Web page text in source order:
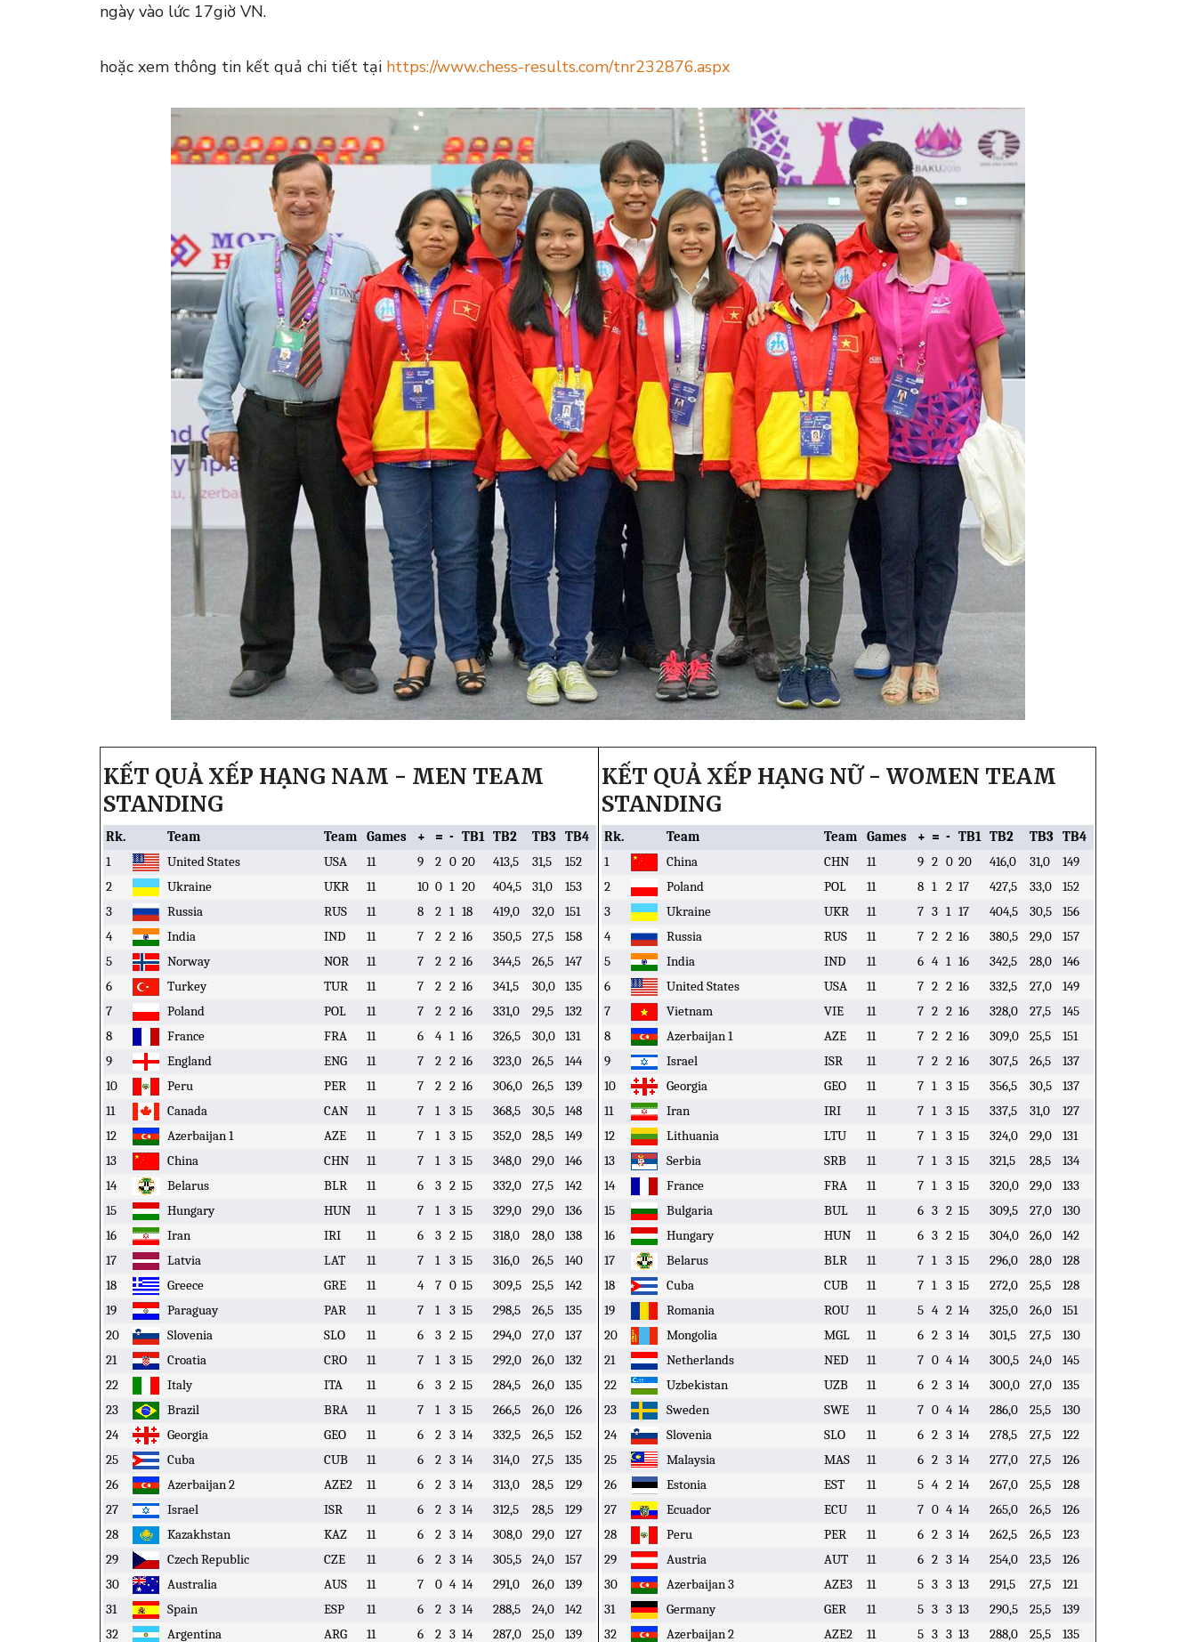
ngày vào lức 17giờ VN.
hoặc xem thông tin kết quả chi tiết tại https://www.chess-results.com/tnr232876.aspx
KẾT QUẢ XẾP HẠNG NAM - MEN TEAM
STANDING
Rk. Team Team Games + = - TB1 TB2 TB3 TB4
1
United States USA 11 9 2 0 20 413,5 31,5
152
2
Ukraine UKR 11 10 0 1 20 404,5 31,0
153
3
Russia RUS 11 8 2 1 18 419,0 32,0
151
4
India IND 11 7 2 2 16 350,5 27,5
158
5
Norway NOR 11 7 2 2 16 344,5 26,5
147
6
Turkey TUR 11 7 2 2 16 341,5 30,0
135
7
Poland POL 11 7 2 2 16 331,0 29,5
132
8
France FRA 11 6 4 1 16 326,5 30,0
131
9
England ENG 11 7 2 2 16 323,0 26,5
144
10
Peru PER 11 7 2 2 16 306,0 26,5
139
11
Canada CAN 11 7 1 3 15 368,5 30,5
148
12
Azerbaijan 1 AZE 11 7 1 3 15 352,0 28,5
149
13
China CHN 11 7 1 3 15 348,0 29,0
146
14
Belarus BLR 11 6 3 2 15 332,0 27,5
142
15
Hungary HUN 11 7 1 3 15 329,0 29,0
136
16
Iran IRI 11 6 3 2 15 318,0 28,0
138
17
Latvia LAT 11 7 1 3 15 316,0 26,5
140
18
Greece GRE 11 4 7 0 15 309,5 25,5
142
19
Paraguay PAR 11 7 1 3 15 298,5 26,5
135
20
Slovenia SLO 11 6 3 2 15 294,0 27,0
137
21
Croatia CRO 11 7 1 3 15 292,0 26,0
132
22
Italy ITA 11 6 3 2 15 284,5 26,0
135
23
Brazil BRA 11 7 1 3 15 266,5 26,0
126
24
Georgia GEO 11 6 2 3 14 332,5 26,5
152
25
Cuba CUB 11 6 2 3 14 314,0 27,5
135
26
Azerbaijan 2 AZE2 11 6 2 3 14 313,0 28,5
129
27
Israel ISR 11 6 2 3 14 312,5 28,5
129
28
Kazakhstan KAZ 11 6 2 3 14 308,0 29,0
127
29
Czech Republic CZE 11 6 2 3 14 305,5 24,0
157
30
Australia AUS 11 7 0 4 14 291,0 26,0
139
31
Spain ESP 11 6 2 3 14 288,5 24,0
142
32
Argentina ARG 11 6 2 3 14 287,0 25,0 139
KẾT QUẢ XẾP HẠNG NỮ - WOMEN TEAM
STANDING
Rk. Team Team Games + = - TB1 TB2 TB3 TB4
1
China CHN 11 9 2 0 20 416,0 31,0
149
2
Poland POL 11 8 1 2 17 427,5 33,0
152
3
Ukraine UKR 11 7 3 1 17 404,5 30,5
156
4
Russia RUS 11 7 2 2 16 380,5 29,0
157
5
India IND 11 6 4 1 16 342,5 28,0
146
6
United States USA 11 7 2 2 16 332,5 27,0
149
7
Vietnam VIE 11 7 2 2 16 328,0 27,5
145
8
Azerbaijan 1 AZE 11 7 2 2 16 309,0 25,5
151
9
Israel ISR 11 7 2 2 16 307,5 26,5
137
10
Georgia GEO 11 7 1 3 15 356,5 30,5
137
11
Iran IRI 11 7 1 3 15 337,5 31,0
127
12
Lithuania LTU 11 7 1 3 15 324,0 29,0
131
13
Serbia SRB 11 7 1 3 15 321,5 28,5
134
14
France FRA 11 7 1 3 15 320,0 29,0
133
15
Bulgaria BUL 11 6 3 2 15 309,5 27,0
130
16
Hungary HUN 11 6 3 2 15 304,0 26,0
142
17
Belarus BLR 11 7 1 3 15 296,0 28,0
128
18
Cuba CUB 11 7 1 3 15 272,0 25,5
128
19
Romania ROU 11 5 4 2 14 325,0 26,0
151
20
Mongolia MGL 11 6 2 3 14 301,5 27,5
130
21
Netherlands NED 11 7 0 4 14 300,5 24,0
145
22
Uzbekistan UZB 11 6 2 3 14 300,0 27,0
135
23
Sweden SWE 11 7 0 4 14 286,0 25,5
130
24
Slovenia SLO 11 6 2 3 14 278,5 27,5
122
25
Malaysia MAS 11 6 2 3 14 277,0 27,5
126
26
Estonia EST 11 5 4 2 14 267,0 25,5
128
27
Ecuador ECU 11 7 0 4 14 265,0 26,5
126
28
Peru PER 11 6 2 3 14 262,5 26,5
123
29
Austria AUT 11 6 2 3 14 254,0 23,5
126
30
Azerbaijan 3 AZE3 11 5 3 3 13 291,5 27,5
121
31
Germany GER 11 5 3 3 13 290,5 25,5
139
32
Azerbaijan 2 AZE2 11 5 3 3 13 288,0 25,5 135